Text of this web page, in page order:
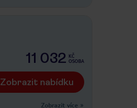
11 032 KČ
OSOBA
Zobrazit nabídku
Zobrazit více »